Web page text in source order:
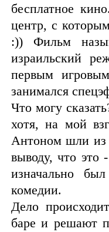
бесплатное
центр, с
:)) Фильм
израильский
первым
занимался
Что могу
хотя, на мой
Антоном шли из
выводу, что это
изначально
комедии.
Дело
баре и решают